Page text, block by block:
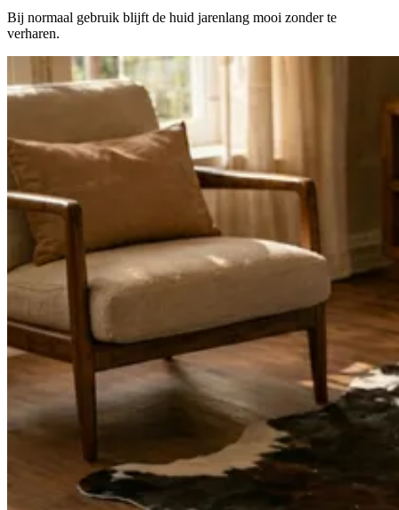
Bij normaal gebruik blijft de huid jarenlang mooi zonder te
verharen.